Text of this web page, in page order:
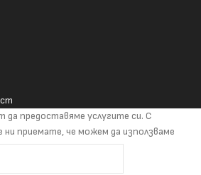
да предоставяме услугите си. С
ни приемате, че можем да използваме